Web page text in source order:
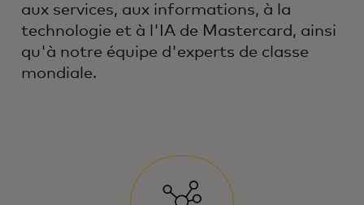
aux services, aux informations, à la
technologie et à l'IA de Mastercard, ainsi
qu'à notre équipe d'experts de classe
mondiale.